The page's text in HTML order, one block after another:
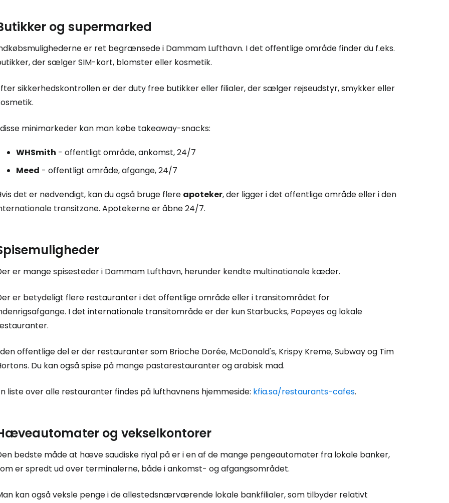
og supermarked
er ret begrænsede i Dammam Lufthavn. I det offentlige område finder du f.eks.
der sælger SIM-kort, blomster eller kosmetik.
sikkerhedskontrollen er derduty free butikker eller filialer, der sælger rejseudstyr, smykker eller
minimarkeder kan man købe takeaway-snacks:
WHSmith - offentligt område, ankomst, 24/7
Meed - offentligt område, afgange, 24/7
det er nødvendigt, kan du også bruge flere apoteker, der ligger i det offentlige område eller i den
transitzone. Apotekerne er åbne 24/7.
er mange spisesteder i Dammam Lufthavn, herunder kendte multinationale kæder.
er betydeligt flere restauranter i det offentlige område eller i transitområdet for
I det internationale transitområde er der kun Starbucks, Popeyes og lokale
offentlige del er der restauranter som Brioche Dorée, McDonald's, Krispy Kreme, Subway og Tim
Du kan også spise på mange pastarestauranter og arabisk mad.
liste over alle restauranter findes på lufthavnens hjemmeside: kfia.sa/restaurants-cafes.
og vekselkontorer
bedste måde at hæve saudiske riyal på er i en af de mange pengeautomater fra lokale banker,
er spredt ud over terminalerne, både i ankomst- og afgangsområdet.
kan også veksle penge i de allestedsnærværende lokale bankfilialer, som tilbyder relativt
Fortsæt med Google
Fortsæt med Facebook
Fortsæt med e-mail